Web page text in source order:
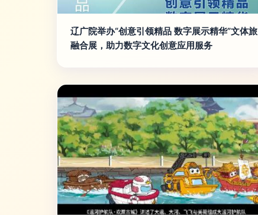
辽广院举办“创意引领精品 数字展示精华”文体旅
融合展，助力数字文化创意应用服务